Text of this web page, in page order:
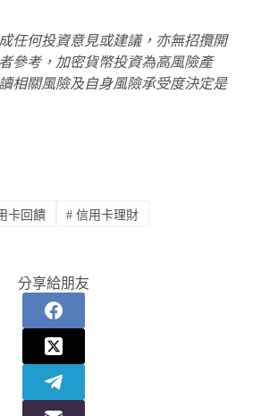
任何投資意見或建議，亦無招攬開
參考，加密貨幣投資為高風險產
相關風險及自身風險承受度決定是
卡回饋 # 信用卡理財
分享給朋友